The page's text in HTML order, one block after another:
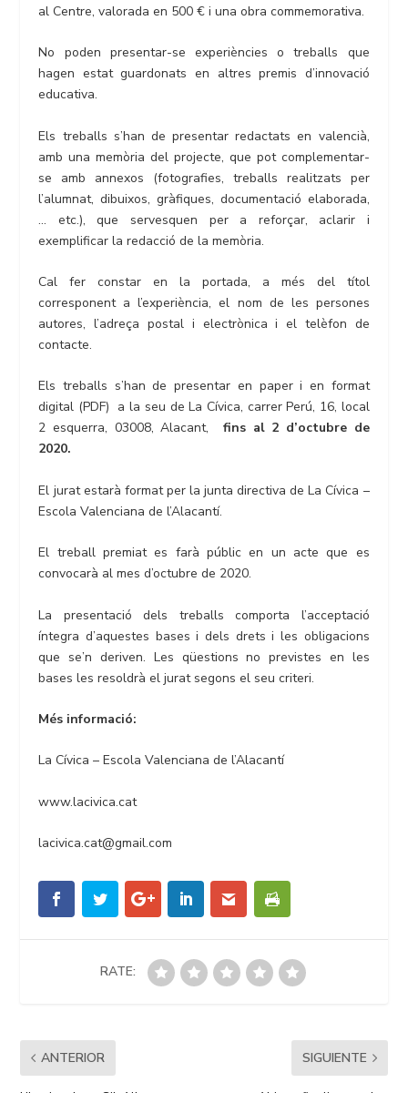
al Centre, valorada en 500 € i una obra commemorativa.
No poden presentar-se experiències o treballs que
hagen estat guardonats en altres premis d’innovació
educativa.
Els treballs s’han de presentar redactats en valencià,
amb una memòria del projecte, que pot complementar-
se amb annexos (fotografies, treballs realitzats per
l’alumnat, dibuixos, gràfiques, documentació elaborada,
… etc.), que servesquen per a reforçar, aclarir i
exemplificar la redacció de la memòria.
Cal fer constar en la portada, a més del títol
corresponent a l’experiència, el nom de les persones
autores, l’adreça postal i electrònica i el telèfon de
contacte.
Els treballs s’han de presentar en paper i en format
digital (PDF) a la seu de La Cívica, carrer Perú, 16, local
2 esquerra, 03008, Alacant, fins al 2 d’octubre de
2020.
El jurat estarà format per la junta directiva de La Cívica –
Escola Valenciana de l’Alacantí.
El treball premiat es farà públic en un acte que es
convocarà al mes d’octubre de 2020.
La presentació dels treballs comporta l’acceptació
íntegra d’aquestes bases i dels drets i les obligacions
que se’n deriven. Les qüestions no previstes en les
bases les resoldrà el jurat segons el seu criteri.
Més informació:
La Cívica – Escola Valenciana de l’Alacantí
www.lacivica.cat
lacivica.cat@gmail.com
RATE:
ANTERIOR SIGUIENTE